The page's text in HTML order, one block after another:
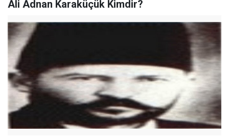
Ali Adnan Karaküçük Kimdir?